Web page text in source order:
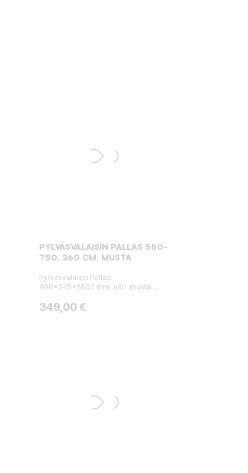
PYLVÄSVALAISIN PALLAS 550-
750, 260 CM, MUSTA
Pylväsvalaisin Pallas.
400x345x2600 mm. Väri: musta....
Hinta
349,00 €